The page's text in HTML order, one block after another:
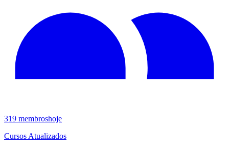
319 membroshoje
Cursos Atualizados